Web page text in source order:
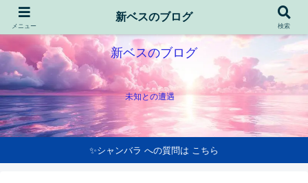
新ベスのブログ
未知との遭遇
✨シャンバラ への質問は こちら
メニュー
新ベスのブログ
検索